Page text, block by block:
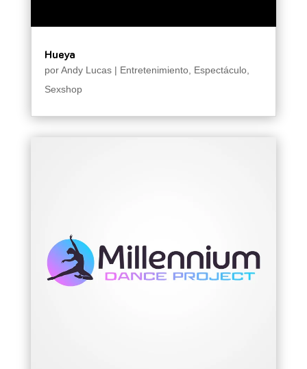
Hueya
porAndy Lucas| Entretenimiento, Espectáculo,
Sexshop